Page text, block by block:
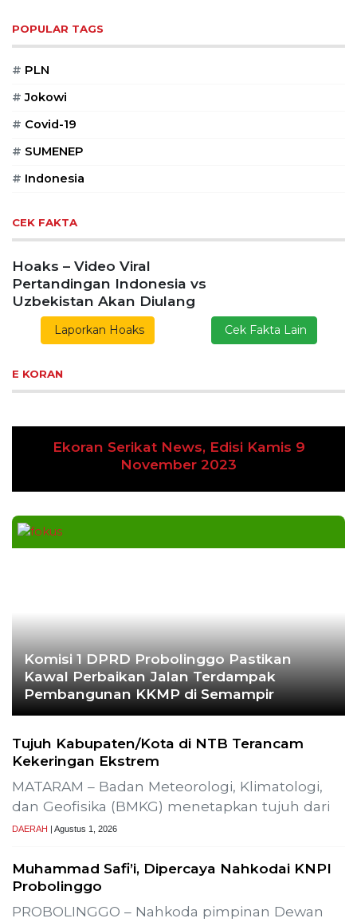
POPULAR TAGS
# PLN
# Jokowi
# Covid-19
# SUMENEP
# Indonesia
CEK FAKTA
Hoaks – Video Viral
Pertandingan Indonesia vs
Uzbekistan Akan Diulang
Laporkan Hoaks Cek Fakta Lain
E KORAN
Ekoran Serikat News, Edisi Kamis 9
November 2023
Komisi 1 DPRD Probolinggo Pastikan
Kawal Perbaikan Jalan Terdampak
Pembangunan KKMP di Semampir
Tujuh Kabupaten/Kota di NTB Terancam
Kekeringan Ekstrem
MATARAM – Badan Meteorologi, Klimatologi,
dan Geofisika (BMKG) menetapkan tujuh dari
DAERAH | Agustus 1, 2026
Muhammad Safi’i, Dipercaya Nahkodai KNPI
Probolinggo
PROBOLINGGO – Nahkoda pimpinan Dewan